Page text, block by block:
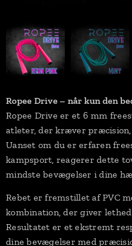
Ropee Drive – når kun den
Ropee Drive er et 6 mm
atleter, der kræver
Uanset om du er erfaren
kampsport, reagerer dette
mindste bevægelser i dine
Rebet er fremstillet af PVC
kombination, der giver
Resultatet er et ekstremt
dine bevægelser med